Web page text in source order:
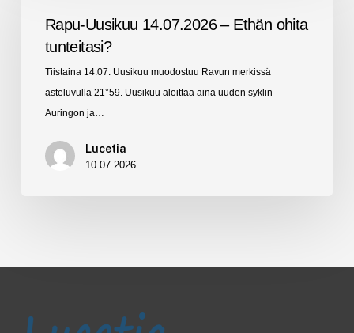
Ethän
ohita
tunteitasi?
Rapu-Uusikuu 14.07.2026 – Ethän ohita
tunteitasi?
Tiistaina 14.07. Uusikuu muodostuu Ravun merkissä
asteluvulla 21°59. Uusikuu aloittaa aina uuden syklin
Auringon ja…
Lucetia
10.07.2026